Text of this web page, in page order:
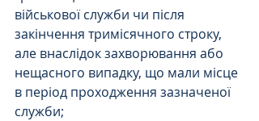
військової служби чи після
закінчення тримісячного строку,
але внаслідок захворювання або
нещасного випадку, що мали місце
в період проходження зазначеної
служби;